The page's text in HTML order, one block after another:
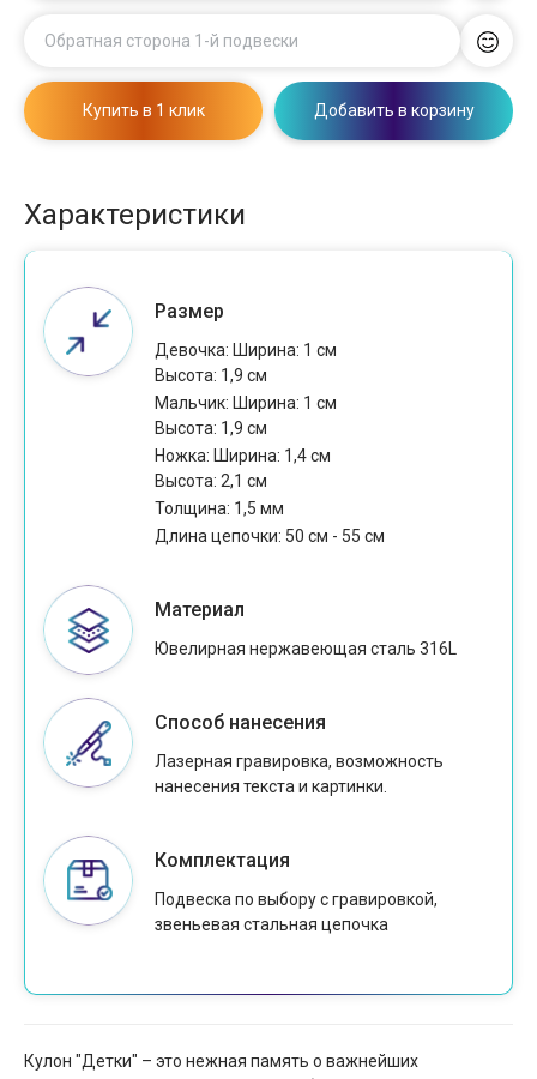
Обратная сторона 1-й подвески
Купить в 1 клик Добавить в корзину
Характеристики
Размер
Девочка: Ширина: 1 см
Высота: 1,9 см
Мальчик: Ширина: 1 см
Высота: 1,9 см
Ножка: Ширина: 1,4 см
Высота: 2,1 см
Толщина: 1,5 мм
Длина цепочки: 50 см - 55 см
Материал
Ювелирная нержавеющая сталь 316L
Способ нанесения
Лазерная гравировка, возможность
нанесения текста и картинки.
Комплектация
Подвеска по выбору с гравировкой,
звеньевая стальная цепочка
Кулон "Детки" – это нежная память о важнейших